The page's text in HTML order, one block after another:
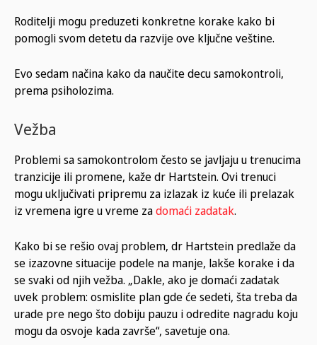
Roditelji mogu preduzeti konkretne korake kako bi
pomogli svom detetu da razvije ove ključne veštine.
Evo sedam načina kako da naučite decu samokontroli,
prema psiholozima.
Vežba
Problemi sa samokontrolom često se javljaju u trenucima
tranzicije ili promene, kaže dr Hartstein. Ovi trenuci
mogu uključivati pripremu za izlazak iz kuće ili prelazak
iz vremena igre u vreme zadomaći zadatak.
Kako bi se rešio ovaj problem, dr Hartstein predlaže da
se izazovne situacije podele na manje, lakše korake i da
se svaki od njih vežba. „Dakle, ako je domaći zadatak
uvek problem: osmislite plan gde će sedeti, šta treba da
urade pre nego što dobiju pauzu i odredite nagradu koju
mogu da osvoje kada završe“, savetuje ona.